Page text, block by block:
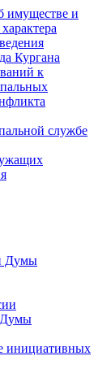
имуществе и
Кургана
к
службе
Думы
Думы
инициативных